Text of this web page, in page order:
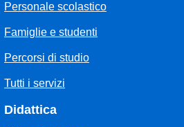
Personale scolastico
Famiglie e studenti
Percorsi di studio
Tutti i servizi
Didattica